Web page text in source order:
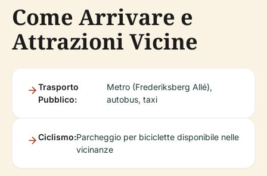
Come Arrivare e
Attrazioni Vicine
Trasporto
Pubblico:
Metro (Frederiksberg Allé),
autobus, taxi
Ciclismo:Parcheggio per biciclette disponibile nelle
vicinanze